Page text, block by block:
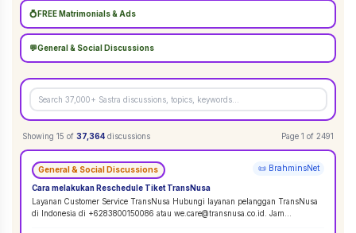
💍 FREE Matrimonials & Ads
💬General & Social Discussions
Showing 15 of 37,364 discussions Page 1 of 2491
General & Social Discussions 📜 BrahminsNet
Cara melakukan Reschedule Tiket TransNusa
Layanan Customer Service TransNusa Hubungi layanan pelanggan TransNusa
di Indonesia di +6283800150086 atau we.care@transnusa.co.id. Jam